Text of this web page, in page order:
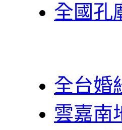
全國孔
全台婚
雲嘉南